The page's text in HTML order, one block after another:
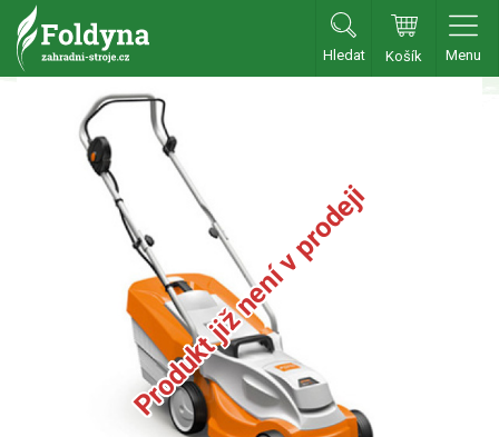
Hledat Košík Menu
Zahradní traktory
Zahradní traktory
Zahradní ridery
Benzínové sekačky
Akumulátorové sekačky
Produkt již není v prodeji